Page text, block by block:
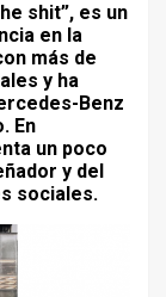
shit”, es un
en la
más de
y ha
Benz
En
un poco
y del
sociales.